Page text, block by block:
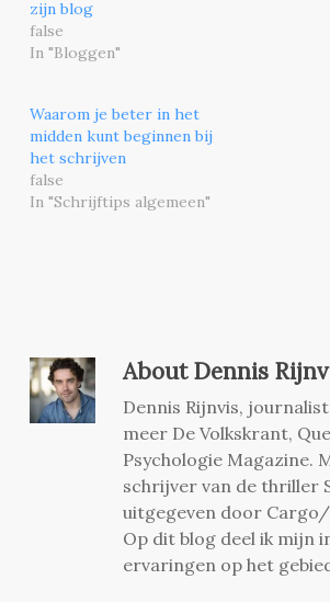
zijn blog
false
In "Bloggen"
Waarom je beter in het
midden kunt beginnen bij
het schrijven
false
In "Schrijftips algemeen"
AboutDennis
Dennis Rijnvis,
meer De Volkskrant,
Psychologie Magazine.
schrijver van de thriller
uitgegeven door Cargo/
Op dit blog deel ik mijn
ervaringen op het